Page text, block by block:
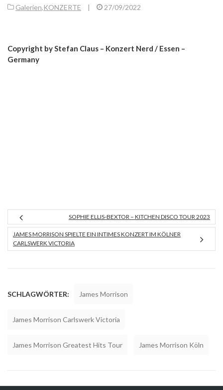
Galerien,KONZERTE | 27/09/2022
Copyright by Stefan Claus – Konzert Nerd / Essen –
Germany
SOPHIE ELLIS-BEXTOR – KITCHEN DISCO TOUR 2023
JAMES MORRISON SPIELTE EIN INTIMES KONZERT IM KÖLNER
CARLSWERK VICTORIA
SCHLAGWÖRTER: James Morrison
James Morrison Carlswerk Victoria
James Morrison Greatest Hits Tour James Morrison Köln